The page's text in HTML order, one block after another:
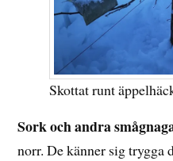
Skottat runt
Sork och andra
norr. De känner sig trygga